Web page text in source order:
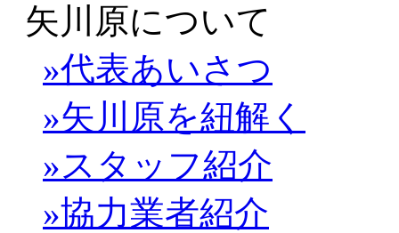
矢川原について
»代表あいさつ
»矢川原を紐解く
»スタッフ紹介
»協力業者紹介